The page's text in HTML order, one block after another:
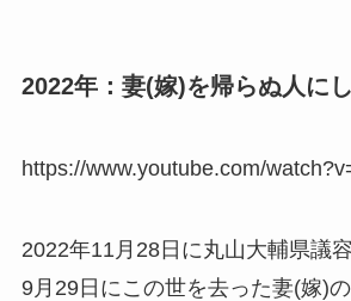
2022年：妻(嫁)を帰らぬ人に
https://www.youtube.com/
2022年11月28日に丸山大輔県議
9月29日にこの世を去った妻(嫁)